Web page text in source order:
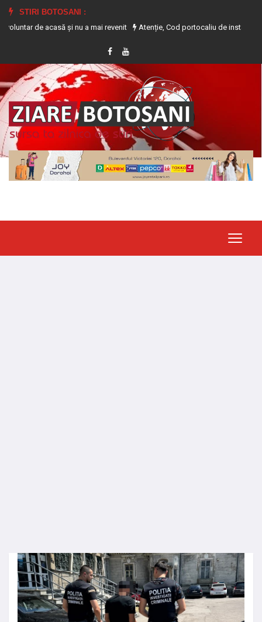
STIRI BOTOSANI :
acasă și nu a mai revenit
Atenție, Cod portocaliu de instabilitate